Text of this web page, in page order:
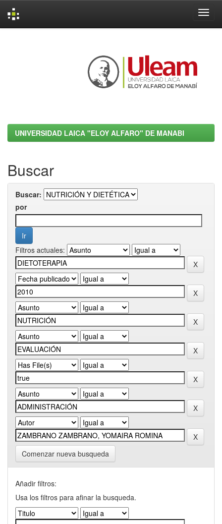
UNIVERSIDAD LAICA "ELOY ALFARO" DE MANABI
Buscar
Buscar:
por
Filtros actuales:
Comenzar nueva busqueda
Añadir filtros:
Usa los filtros para afinar la busqueda.